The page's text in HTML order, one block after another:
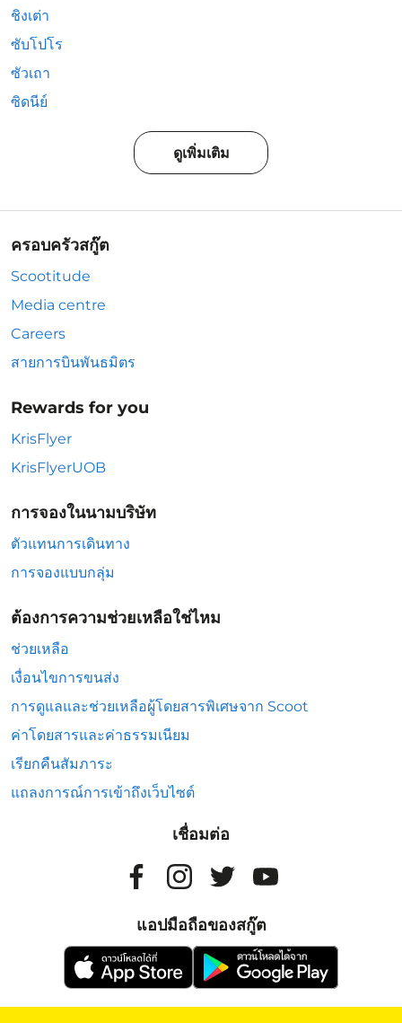
ชิงเต่า
ซับโปโร
ซัวเถา
ซิดนีย์
ดูเพิ่มเติม
ครอบครัวสกู๊ต
Scootitude
Media centre
Careers
สายการบินพันธมิตร
Rewards for you
KrisFlyer
KrisFlyerUOB
การจองในนามบริษัท
ตัวแทนการเดินทาง
การจองแบบกลุ่ม
ต้องการความช่วยเหลือใช่ไหม
ช่วยเหลือ
เงื่อนไขการขนส่ง
การดูแลและช่วยเหลือผู้โดยสารพิเศษจาก Scoot
ค่าโดยสารและค่าธรรมเนียม
เรียกคืนสัมภาระ
แถลงการณ์การเข้าถึงเว็บไซต์
เชื่อมต่อ
แอปมือถือของสกู๊ต